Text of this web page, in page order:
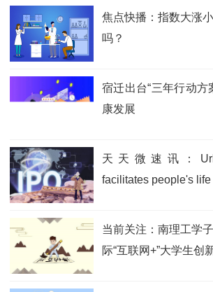
焦点快播：指数大涨
吗？
宿迁出台“三年行动方
康发展
天天微速讯：
facilitates people's life
当前关注：南理工学
际“互联网+”大学生创